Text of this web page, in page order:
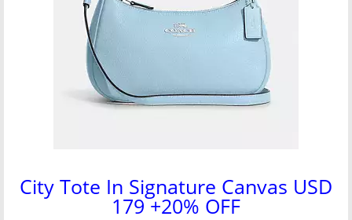
City Tote In Signature Canvas USD
179 +20% OFF